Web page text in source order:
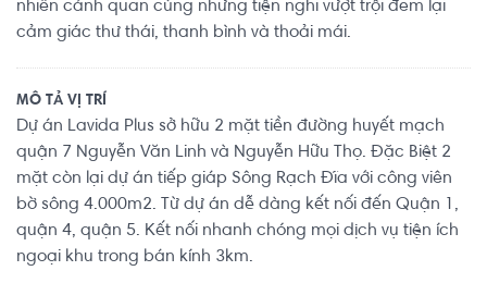
nhiên cảnh quan cùng những tiện nghi vượt trội đem lại
cảm giác thư thái, thanh bình và thoải mái.
MÔ TẢ VỊ TRÍ
Dự án Lavida Plus sở hữu 2 mặt tiền đường huyết mạch
quận 7 Nguyễn Văn Linh và Nguyễn Hữu Thọ. Đặc Biệt 2
mặt còn lại dự án tiếp giáp Sông Rạch Đĩa với công viên
bờ sông 4.000m2. Từ dự án dễ dàng kết nối đến Quận 1,
quận 4, quận 5. Kết nối nhanh chóng mọi dịch vụ tiện ích
ngoại khu trong bán kính 3km.